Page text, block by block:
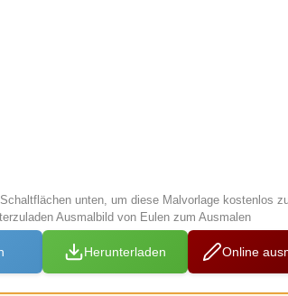
unten, um diese Malvorlage kostenlos
Ausmalbild von Eulen zum Ausmalen
Herunterladen Online